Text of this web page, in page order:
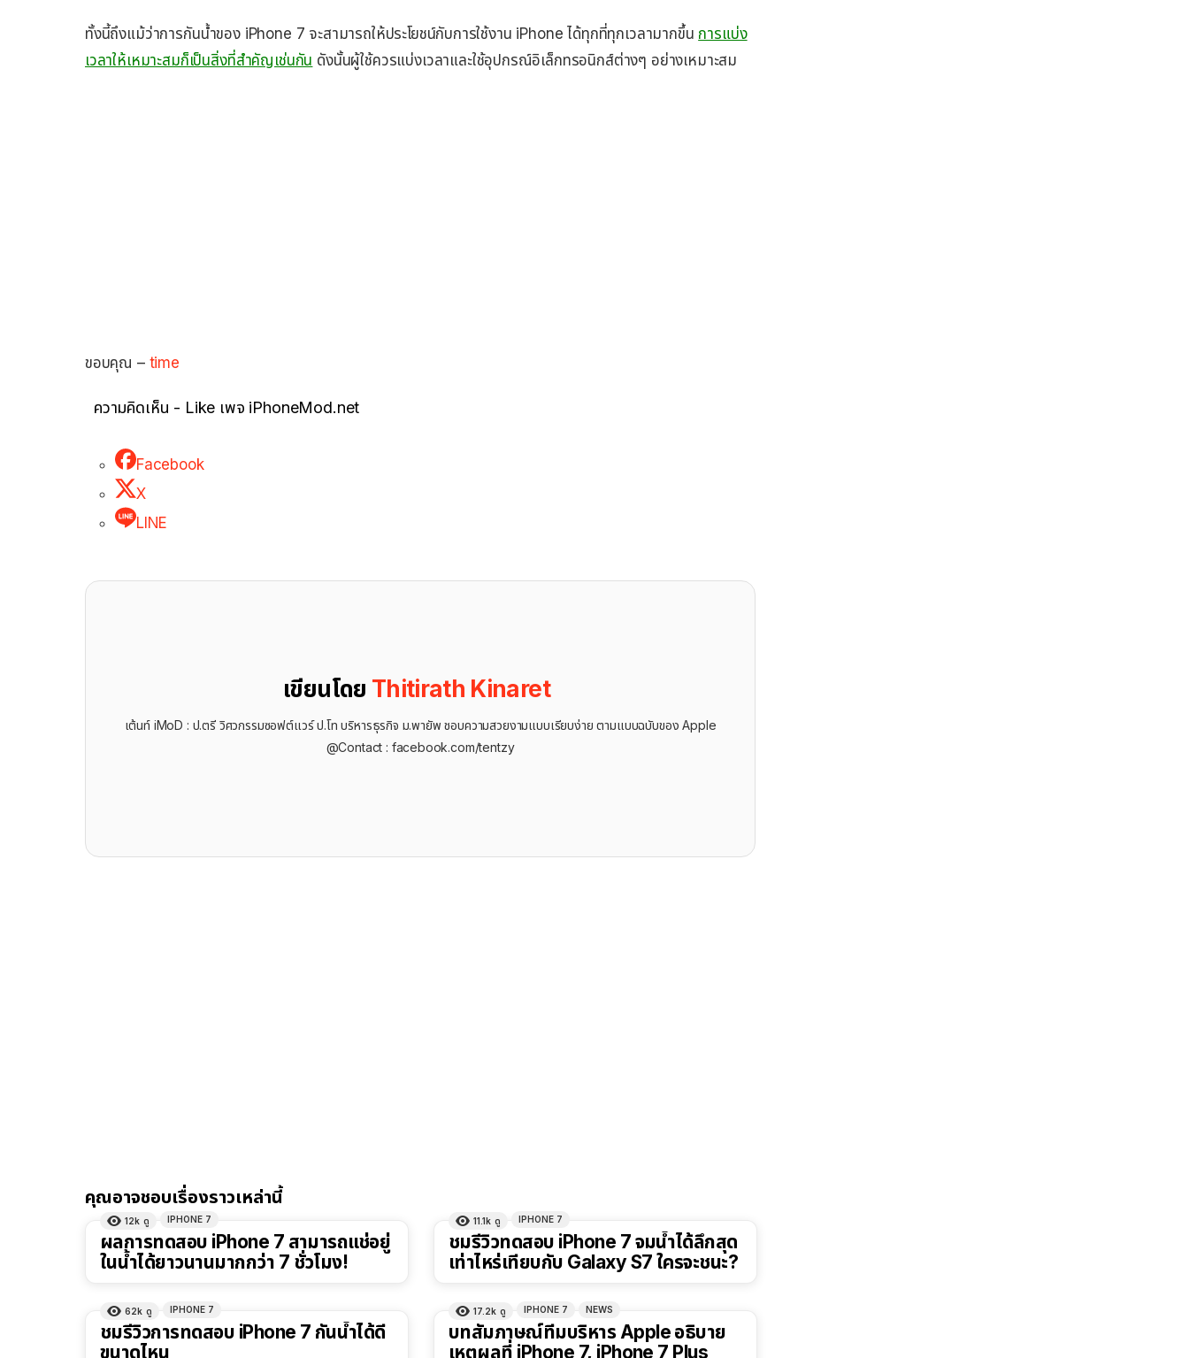
ทั้งนี้ถึงแม้ว่าการกันน้ำของ iPhone 7 จะสามารถให้ประโยชน์กับการใช้งาน iPhone ได้ทุกที่ทุกเวลามากขึ้น การแบ่ง
เวลาให้เหมาะสมก็เป็นสิ่งที่สำคัญเช่นกัน ดังนั้นผู้ใช้ควรแบ่งเวลาและใช้อุปกรณ์อิเล็กทรอนิกส์ต่างๆ อย่างเหมาะสม
ขอบคุณ – time
ความคิดเห็น - Like เพจ iPhoneMod.net
Facebook
X
LINE
เขียนโดย Thitirath Kinaret
เต้นท์ iMoD : ป.ตรี วิศวกรรมซอฟต์แวร์ ป.โท บริหารธุรกิจ ม.พายัพ ชอบความสวยงามแบบเรียบง่าย ตามแบบฉบับของ Apple
@Contact : facebook.com/tentzy
คุณอาจชอบเรื่องราวเหล่านี้
12k ดู IPHONE 7
ผลการทดสอบ iPhone 7 สามารถแช่อยู่
ในน้ำได้ยาวนานมากกว่า 7 ชั่วโมง!
11.1k ดู IPHONE 7
ชมรีวิวทดสอบ iPhone 7 จมน้ำได้ลึกสุด
เท่าไหร่เทียบกับ Galaxy S7 ใครจะชนะ?
62k ดู IPHONE 7
ชมรีวิวการทดสอบ iPhone 7 กันน้ำได้ดี
ขนาดไหน
17.2k ดู IPHONE 7 NEWS
บทสัมภาษณ์ทีมบริหาร Apple อธิบาย
เหตุผลที่ iPhone 7, iPhone 7 Plus